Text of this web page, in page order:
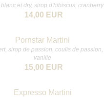
et dry, sirop d'hibiscus, cranberry
14,00 EUR
Pornstar Martini
sirop de passion, coulis de
vanille
15,00 EUR
Expresso Martini